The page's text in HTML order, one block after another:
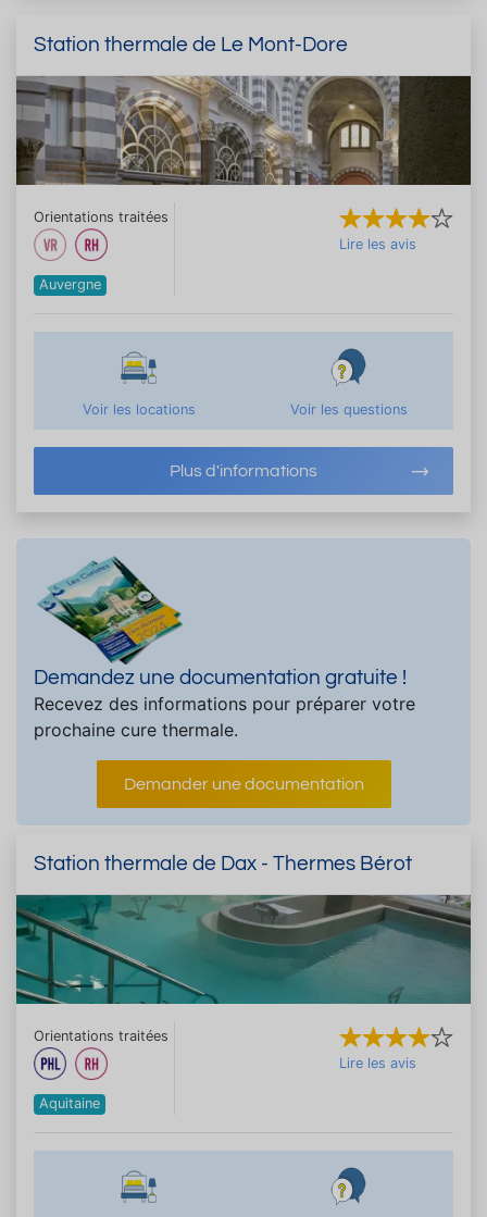
Station thermale de Le Mont-Dore
Orientations traitées
Auvergne
Lire les avis
Voir les locations Voir les questions
Plus d'informations
Demandez une documentation gratuite !
Recevez des informations pour préparer votre
prochaine cure thermale.
Demander une documentation
Station thermale de Dax - Thermes Bérot
Orientations traitées
Aquitaine
Lire les avis